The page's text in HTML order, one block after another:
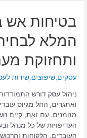
בטיחות אש
המלא
ותחזוקת
עסקים,שיפוצים,שירות
ניהול עסק דורש
ואתגרים, החל מגיוס
מזומנים. עם זאת, קיים
העדיפויות של כל מנהל
העובדים, הלקוחות
אש
בעסק:
המדריך
המלא
לבחירת
שירותי
ותחזוקת
מערכות